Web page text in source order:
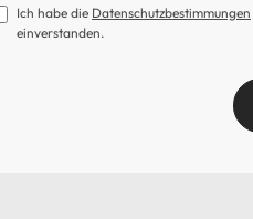
Ich habe die Datenschutzbestimmungen
einverstanden.